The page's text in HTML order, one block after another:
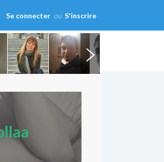
Se connecter ou S'inscrire